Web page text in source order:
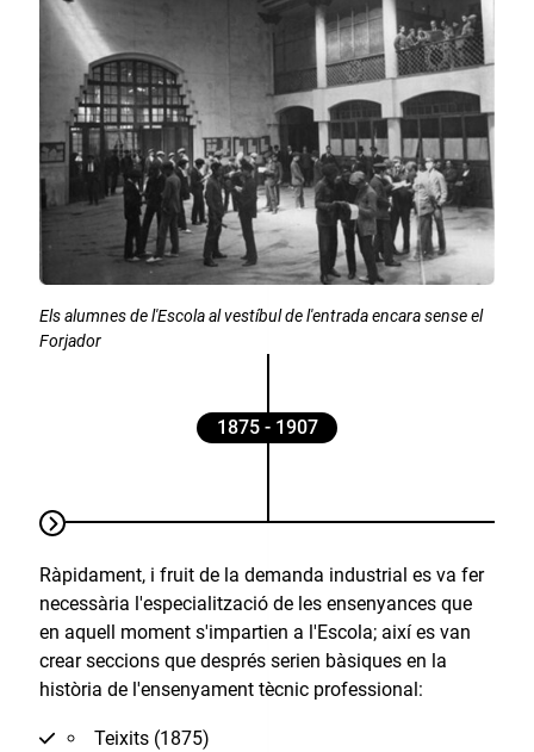
Els alumnes de l'Escola al vestíbul de l'entrada encara sense el
Forjador
1875 - 1907
Ràpidament, i fruit de la demanda industrial es va fer
necessària l'especialització de les ensenyances que
en aquell moment s'impartien a l'Escola; així es van
crear seccions que després serien bàsiques en la
història de l'ensenyament tècnic professional:
Teixits (1875)